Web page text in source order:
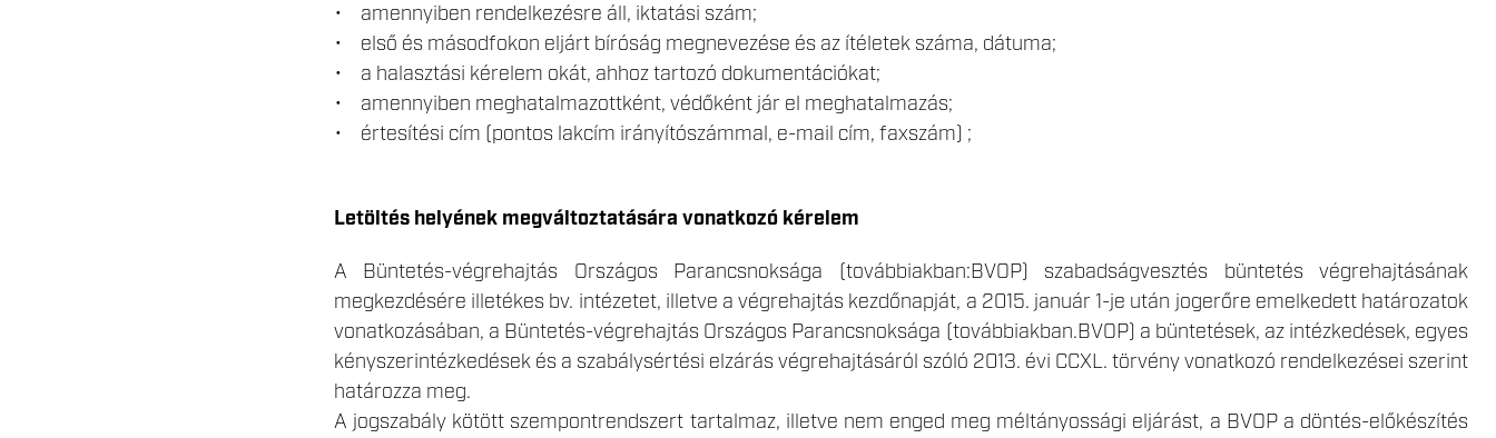
• amennyiben rendelkezésre áll, iktatási szám;
• első és másodfokon eljárt bíróság megnevezése és az ítéletek száma, dátuma;
• a halasztási kérelem okát, ahhoz tartozó dokumentációkat;
• amennyiben meghatalmazottként, védőként jár el meghatalmazás;
• értesítési cím (pontos lakcím irányítószámmal, e-mail cím, faxszám) ;
Letöltés helyének megváltoztatására vonatkozó kérelem
A Büntetés-végrehajtás Országos Parancsnoksága (továbbiakban:BVOP) szabadságvesztés büntetés végrehajtásának
megkezdésére illetékes bv. intézetet, illetve a végrehajtás kezdőnapját, a 2015. január 1-je után jogerőre emelkedett határozatok
vonatkozásában, a Büntetés-végrehajtás Országos Parancsnoksága (továbbiakban.BVOP) a büntetések, az intézkedések, egyes
kényszerintézkedések és a szabálysértési elzárás végrehajtásáról szóló 2013. évi CCXL. törvény vonatkozó rendelkezései szerint
határozza meg.
A jogszabály kötött szempontrendszert tartalmaz, illetve nem enged meg méltányossági eljárást, a BVOP a döntés-előkészítés